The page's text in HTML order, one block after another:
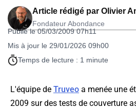
Article rédigé par Olivier
Fondateur Abondance
Publié le 05/03/2009 07h11
Mis à jour le 29/01/2026 09h00
Temps de lecture : 1 minute
L'équipe de Truveo a menée une
2009 sur des tests de couverture